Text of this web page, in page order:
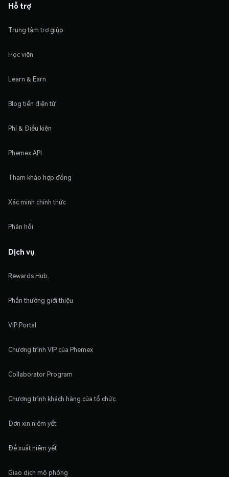
Hỗ trợ
Trung tâm trợ giúp
Học viện
Learn & Earn
Blog tiền điện tử
Phí & Điều kiện
Phemex API
Tham khảo hợp đồng
Xác minh chính thức
Phản hồi
Dịch vụ
Rewards Hub
Phần thưởng giới thiệu
VIP Portal
Chương trình VIP của Phemex
Collaborator Program
Chương trình khách hàng của tổ chức
Đơn xin niêm yết
Đề xuất niêm yết
Giao dịch mô phỏng